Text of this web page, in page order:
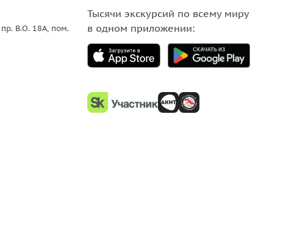
В.О. 18A, пом.
Тысячи экскурсий по всему миру
в одном приложении: